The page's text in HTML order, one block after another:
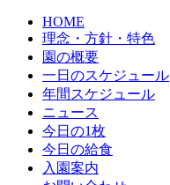
HOME
理念・方針・特色
園の概要
一日のスケジュール
年間スケジュール
ニュース
今日の1枚
今日の給食
入園案内